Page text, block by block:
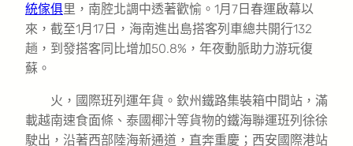
統傢俱里，南腔北調中透著歡愉。1月7日春運啟幕以
來，截至1月17日，海南進出島搭客列車總共開行132
趟，到發搭客同比增加50.8%，年夜動脈助力游玩復
蘇。
火，國際班列運年貨。欽州鐵路集裝箱中間站，滿
載越南速食面條、泰國椰汁等貨物的鐵海聯運班列徐徐
駛出，沿著西部陸海新通道，直奔重慶；西安國際港站